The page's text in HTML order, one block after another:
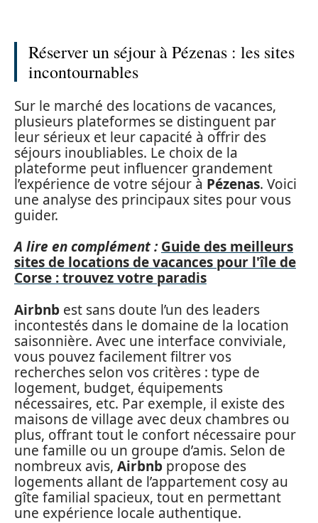
Réserver un séjour à Pézenas : les sites
incontournables
Sur le marché des locations de vacances,
plusieurs plateformes se distinguent par
leur sérieux et leur capacité à offrir des
séjours inoubliables. Le choix de la
plateforme peut influencer grandement
l’expérience de votre séjour à Pézenas. Voici
une analyse des principaux sites pour vous
guider.
A lire en complément : Guide des meilleurs
sites de locations de vacances pour l'île de
Corse : trouvez votre paradis
Airbnb est sans doute l’un des leaders
incontestés dans le domaine de la location
saisonnière. Avec une interface conviviale,
vous pouvez facilement filtrer vos
recherches selon vos critères : type de
logement, budget, équipements
nécessaires, etc. Par exemple, il existe des
maisons de village avec deux chambres ou
plus, offrant tout le confort nécessaire pour
une famille ou un groupe d’amis. Selon de
nombreux avis, Airbnb propose des
logements allant de l’appartement cosy au
gîte familial spacieux, tout en permettant
une expérience locale authentique.